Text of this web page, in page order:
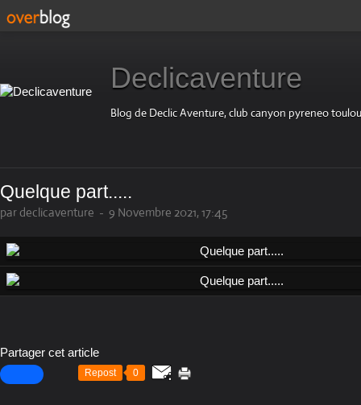
Declicaventure
Blog de Declic Aventure, club canyon pyreneo
Quelque part.....
par declicaventure - 9 Novembre 2021, 17:45
Partager cet article
Repost 0